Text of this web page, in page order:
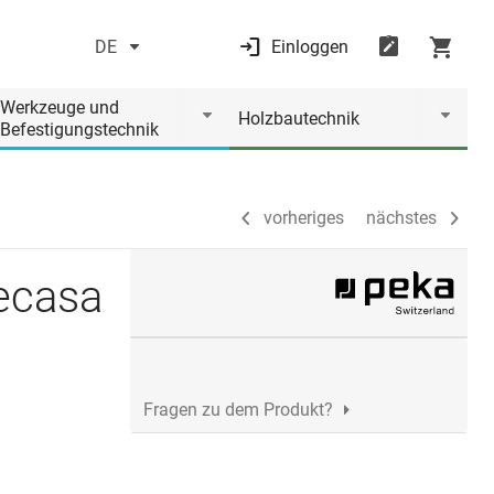
DE Einloggen
Werkzeuge und
Befestigungstechnik
Holzbautechnik
vorheriges nächstes
vorheriges nächstes
Fragen zu dem Produkt?